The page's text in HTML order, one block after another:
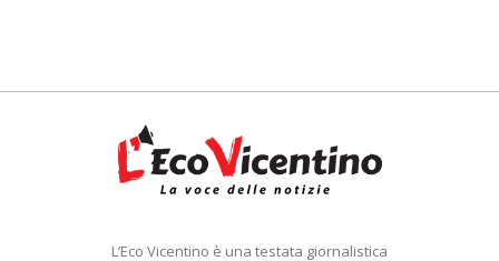
L’Eco Vicentino è una testata giornalistica